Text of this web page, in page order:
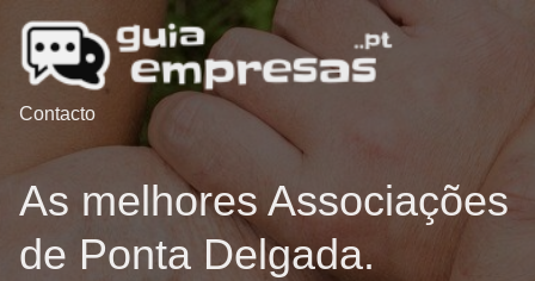
Contacto
As melhores Associações
de Ponta Delgada.